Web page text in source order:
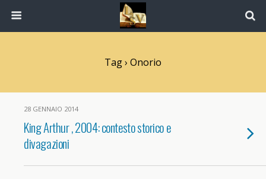
Tag › Onorio
28 GENNAIO 2014
King Arthur , 2004: contesto storico e
divagazioni